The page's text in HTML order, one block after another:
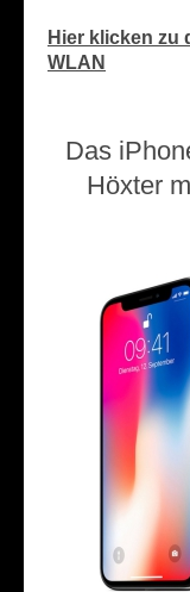
Hier klicken zu
WLAN
Das
Höxter